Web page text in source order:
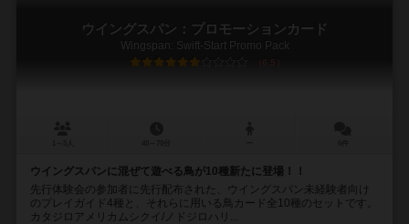
ウイングスパン：プロモーションカード
Wingspan: Swift-Start Promo Pack
6.5
ウイングスパンに混ぜて遊べる鳥が10種新たに登場！！
先行体験会の参加者に先行配布された、ウイングスパン未経験者向け
のプレイガイド4種と、それらに用いる鳥カード全10種のセットです。
カタジロアメリカムシクイ/ノドジロハリ...